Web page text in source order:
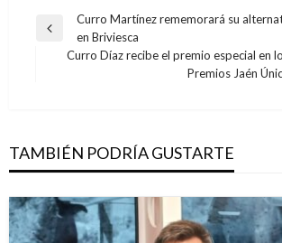
Navegación
Entrada
anterior
Curro Martínez rememorará su
en Briviesca
Curro Díaz recibe el premio especial en
Premios Jaén
TAMBIÉN PODRÍA GUSTARTE